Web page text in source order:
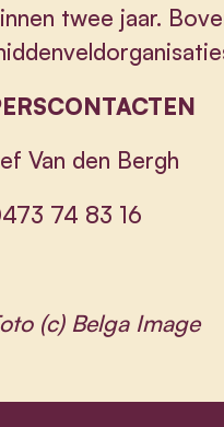
twee jaar.
Van den Bergh
74 83 16
(c) Belga Image